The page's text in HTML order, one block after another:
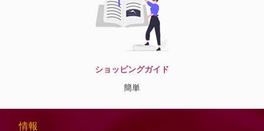
ショッピングガイド
簡単
情報